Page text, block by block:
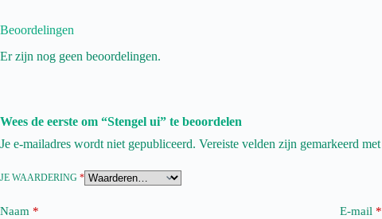
Beoordelingen
Er zijn nog geen beoordelingen.
Wees de eerste om “Stengel ui” te beoordelen
Je e-mailadres wordt niet gepubliceerd. Vereiste velden zijn gemarkeerd met
JE WAARDERING *
Naam * E-mail *